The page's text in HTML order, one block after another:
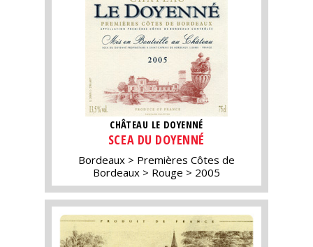
CHÂTEAU LE DOYENNÉ
SCEA DU DOYENNÉ
Bordeaux
Premières Côtes de
Bordeaux
Rouge 2005